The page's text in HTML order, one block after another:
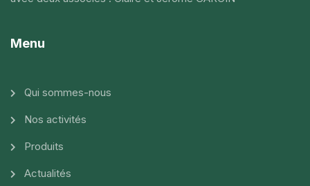
Menu
Qui sommes-nous
Nos activités
Produits
Actualités